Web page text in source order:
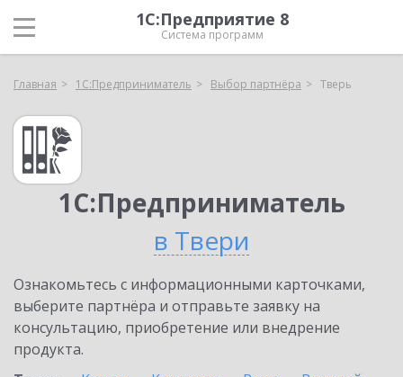
1С:Предприятие 8
Система программ
Главная 1С:Предприниматель Выбор партнёра Тверь
1С:Предприниматель
в Твери
Ознакомьтесь с информационными карточками,
выберите партнёра и отправьте заявку на
консультацию, приобретение или внедрение
продукта.